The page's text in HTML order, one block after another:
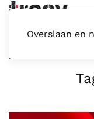
Overslaan en